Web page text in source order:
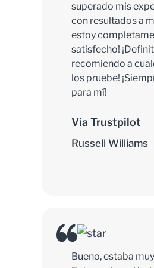
superado mis
con resultados a
estoy
satisfecho!
recomiendo a
los pruebe!
para mí!
Via Trustpilot
Russell Williams
Bueno, estaba